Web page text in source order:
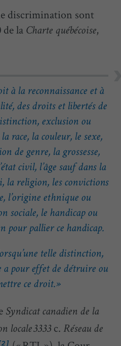
discrimination sont
de la Charte québécoise,
à la reconnaissance et à
des droits et libertés de
exclusion ou
race, la couleur, le sexe,
de genre, la grossesse,
civil, l’âge sauf dans la
la religion, les convictions
l’origine ethnique ou
sociale, le handicap ou
pour pallier ce handicap.
telle distinction,
a pour effet de détruire ou
ce droit. »
Syndicat canadien de la
locale 3333 c. Réseau de